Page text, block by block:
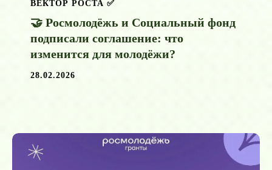
ВЕКТОР РОСТА ✅️
🤝 Росмолодёжь и Социальный фонд
подписали соглашение: что
изменится для молодёжи?
28.02.2026